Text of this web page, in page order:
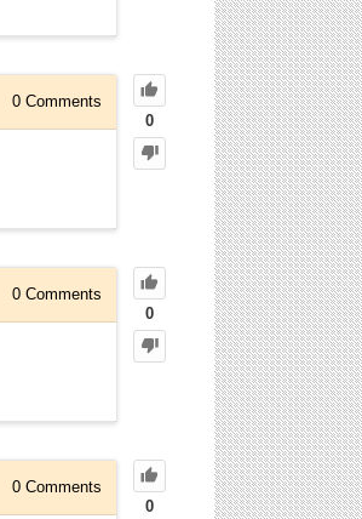
0
0 Comments
0
0 Comments
0
0 Comments